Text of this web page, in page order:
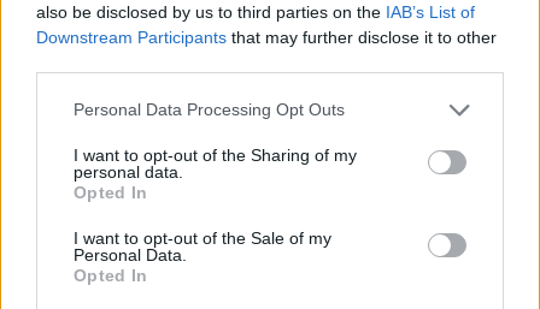
also be disclosed by us to third parties on the IAB’s List of
Downstream Participants that may further disclose it to other
Personal Data Processing Opt Outs
I want to opt-out of the Sharing of my
personal data.
Opted In
I want to opt-out of the Sale of my
Personal Data.
Opted In
Ο βιογράφος αποκάλυψε επίσης ότι ο Βασίλης
και ήταν ικανοποιημένος με το αποτέλεσμα.